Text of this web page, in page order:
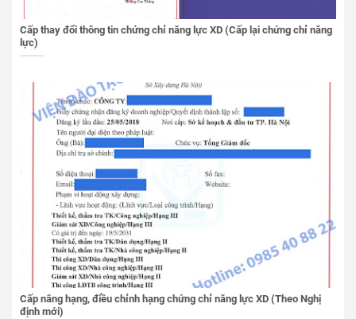
Cấp thay đổi thông tin chứng chỉ năng lực XD (Cấp lại chứng chỉ năng
lực)
Cấp nâng hạng, điều chỉnh hạng chứng chỉ năng lực XD (Theo Nghị
định mới)